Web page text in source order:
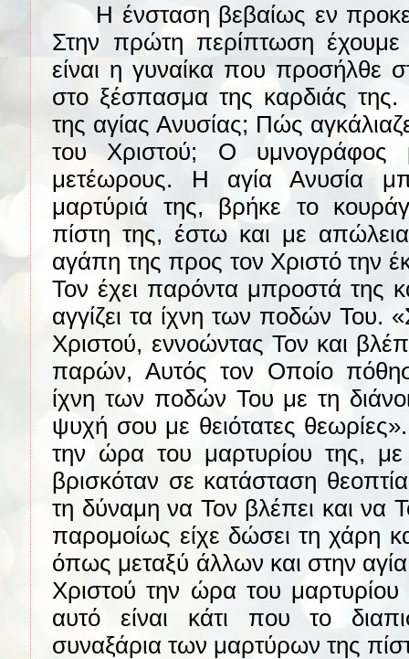
Η ένσταση βεβαίως εν
Στην πρώτη περίπτωση έχουμε
είναι η γυναίκα που προσήλθε
στο ξέσπασμα της καρδιάς
της αγίας Ανυσίας; Πώς
του Χριστού; Ο υμνογράφος
μετέωρους. Η αγία Ανυσία
μαρτύριά της, βρήκε το
πίστη της, έστω και με
αγάπη της προς τον Χριστό την
Τον έχει παρόντα μπροστά της
αγγίζει τα ίχνη των ποδών Του.
Χριστού, εννοώντας Τον και
παρών, Αυτός τον Οποίο
ίχνη των ποδών Του με τη
ψυχή σου με θειότατες
την ώρα του μαρτυρίου της,
βρισκόταν σε κατάσταση
τη δύναμη να Τον βλέπει και να
παρομοίως είχε δώσει τη χάρη
όπως μεταξύ άλλων και στην
Χριστού την ώρα του μαρτυρίου
αυτό είναι κάτι που το
συναξάρια των μαρτύρων της